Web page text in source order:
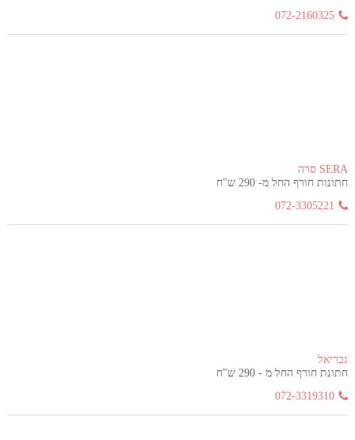
072-2160325
SERA סרה
חתונות חורף החל מ- 290 ש"ח
072-3305221
גבריאל
חתונת חורף החל מ - 290 ש"ח
072-3319310